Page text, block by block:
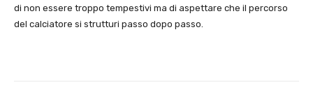
di non essere troppo tempestivi ma di aspettare che il percorso
del calciatore si strutturi passo dopo passo.